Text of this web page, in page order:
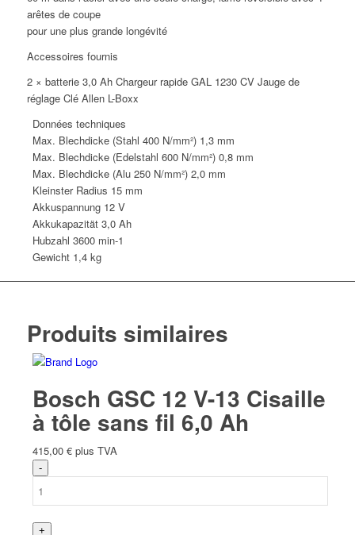
sans
Ah
arêtes de coupe
pour une plus grande longévité
Accessoires fournis
2 × batterie 3,0 Ah Chargeur rapide GAL 1230 CV Jauge de
réglage Clé Allen L-Boxx
Données techniques
Max. Blechdicke (Stahl 400 N/mm²) 1,3 mm
Max. Blechdicke (Edelstahl 600 N/mm²) 0,8 mm
Max. Blechdicke (Alu 250 N/mm²) 2,0 mm
Kleinster Radius 15 mm
Akkuspannung 12 V
Akkukapazität 3,0 Ah
Hubzahl 3600 min-1
Gewicht 1,4 kg
Produits similaires
Bosch GSC 12 V-13 Cisaille
à tôle sans fil 6,0 Ah
415,00 € plus TVA